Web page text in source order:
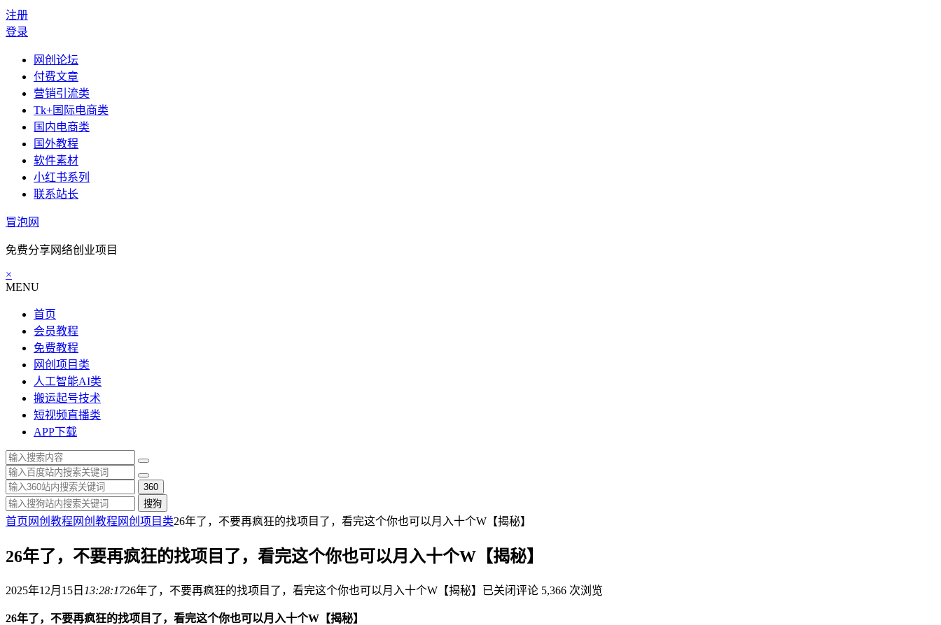
注册
登录
网创论坛
付费文章
营销引流类
Tk+国际电商类
国内电商类
国外教程
软件素材
小红书系列
联系站长
冒泡网
免费分享网络创业项目
×
MENU
首页
会员教程
免费教程
网创项目类
人工智能AI类
搬运起号技术
短视频直播类
APP下载
360
搜狗
首页 网创教程 网创教程 网创项目类26年了，不要再疯狂的找项目了，看完这个你也可以月入十个W【揭秘】
26年了，不要再疯狂的找项目了，看完这个你也可以月入十个W【揭秘】
2025年12月15日 13:28:1726年了，不要再疯狂的找项目了，看完这个你也可以月入十个W【揭秘】 已关闭评论 5,366 次浏览
26年了，不要再疯狂的找项目了，看完这个你也可以月入十个W【揭秘】